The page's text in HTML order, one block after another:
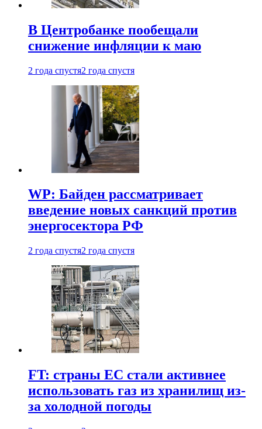
В Центробанке пообещали
снижение инфляции к маю
2 года спустя2 года спустя
WP: Байден рассматривает
введение новых санкций против
энергосектора РФ
2 года спустя2 года спустя
FT: страны ЕС стали активнее
использовать газ из хранилищ из-
за холодной погоды